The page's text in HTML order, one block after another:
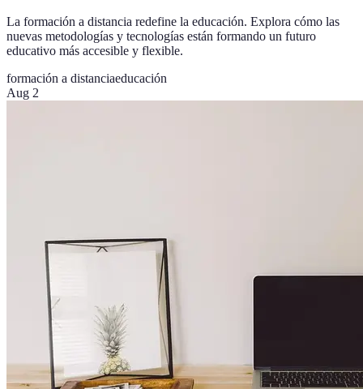
La formación a distancia redefine la educación. Explora cómo las
nuevas metodologías y tecnologías están formando un futuro
educativo más accesible y flexible.
formación a distanciaeducación
Aug 2